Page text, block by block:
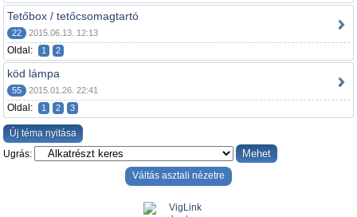
Tetőbox / tetőcsomagtartó
22 2015.06.13. 12:13
Oldal: 1 2
köd lámpa
55 2015.01.26. 22:41
Oldal: 1 2 3
Új téma nyitása
Ugrás:
Váltás asztali nézetre